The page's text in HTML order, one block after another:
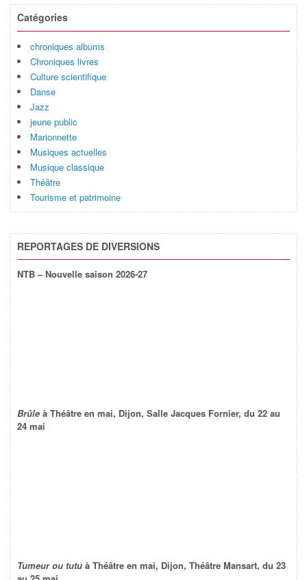
Catégories
chroniques albums
Chroniques livres
Culture scientifique
Danse
Jazz
jeune public
Marionnette
Musiques actuelles
Musique classique
Théâtre
Tourisme et patrimoine
REPORTAGES DE DIVERSIONS
NTB – Nouvelle saison 2026-27
Brûle à Théâtre en mai, Dijon, Salle Jacques Fornier, du 22 au
24 mai
Tumeur ou tutu à Théâtre en mai, Dijon, Théâtre Mansart, du 23